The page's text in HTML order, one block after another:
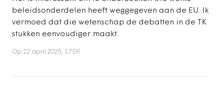
beleidsonderdelen heeft weggegeven aan de EU. Ik
vermoed dat die wetenschap de debatten in de TK
stukken eenvoudiger maakt.
Op 22 april 2025, 17:09